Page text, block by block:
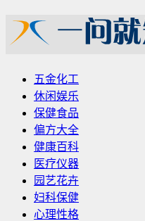
五金化工
休闲娱乐
保健食品
偏方大全
健康百科
医疗仪器
园艺花卉
妇科保健
心理性格